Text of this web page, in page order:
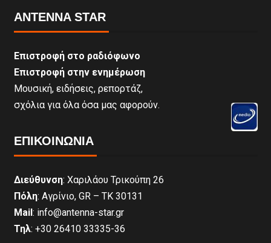
ANTENNA STAR
Επιστροφή στο ραδιόφωνο
Επιστροφή στην ενημέρωση
Μουσική, ειδήσεις, ρεπορτάζ,
σχόλια για όλα όσα μας αφορούν.
ΕΠΙΚΟΙΝΩΝΊΑ
Διεύθυνση: Χαριλάου Τρικούπη 26
Πόλη: Αγρίνιο, GR – ΤΚ 30131
Mail : info@antenna-star.gr
Τηλ: +30 26410 33335-36